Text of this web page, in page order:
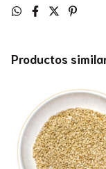
Productos